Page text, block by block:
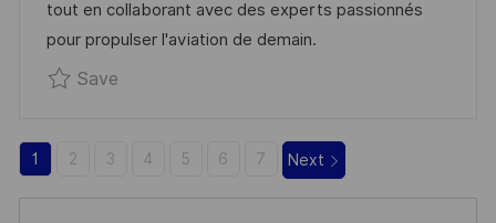
A
T
E
Y
tout en collaborant avec des experts passionnés
pour propulser l'aviation de demain.
SaveSave Senior Avionics IMA Spécialiste
1 2 3 4 5 6 7 Next